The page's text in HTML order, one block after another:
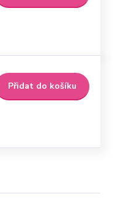
Přidat do košíku